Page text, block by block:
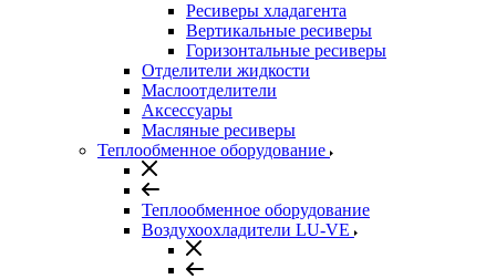
Ресиверы хладагента
Вертикальные ресиверы
Горизонтальные ресиверы
Отделители жидкости
Маслоотделители
Аксессуары
Масляные ресиверы
Теплообменное оборудование
Теплообменное оборудование
Воздухоохладители LU-VE